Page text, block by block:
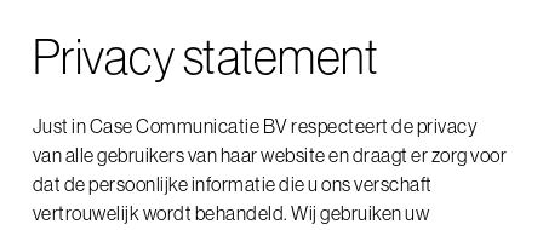
3D visualisaties
keigoeie campagnes
indrukwekkende instore materialen
Privacy statement
Just in Case Communicatie BV respecteert de privacy
van alle gebruikers van haar website en draagt er zorg voor
dat de persoonlijke informatie die u ons verschaft
vertrouwelijk wordt behandeld. Wij gebruiken uw